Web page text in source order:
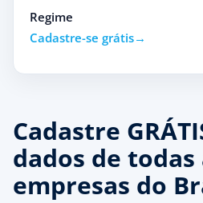
Regime
Cadastre-se grátis
Cadastre
dados de todas
empresas do